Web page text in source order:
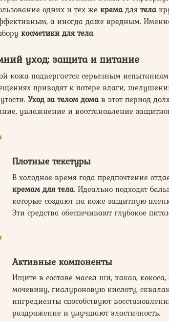
одних и тех же крема для тела
а иногда даже вредным.
косметики для тела.
уход: защита и питание
кожа подвергается серьезным
приводят к потере влаги,
Уход за телом дома в этот период
увлажнение и восстановление
Плотные текстуры
В холодное время года предпочтение
кремам для тела. Идеально подходят
которые создают на коже защитную
Эти средства обеспечивают глубокое
Активные компоненты
Ищите в составе масел ши, какао,
мочевину, гиалуроновую кислоту,
ингредиенты способствуют
раздражение и улучшают эластичность.